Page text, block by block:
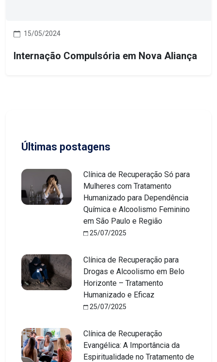
15/05/2024
Internação Compulsória em Nova Aliança
Últimas postagens
Clínica de Recuperação Só para
Mulheres com Tratamento
Humanizado para Dependência
Química e Alcoolismo Feminino
em São Paulo e Região
25/07/2025
Clínica de Recuperação para
Drogas e Alcoolismo em Belo
Horizonte – Tratamento
Humanizado e Eficaz
25/07/2025
Clínica de Recuperação
Evangélica: A Importância da
Espiritualidade no Tratamento de